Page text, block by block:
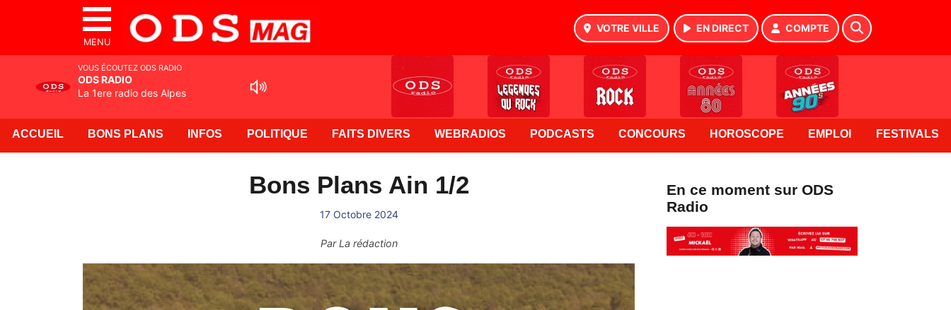
MENU
VOTRE VILLE EN DIRECT COMPTE
ACCUEIL BONS PLANS INFOS POLITIQUE FAITS DIVERS WEBRADIOS PODCASTS CONCOURS HOROSCOPE EMPLOI FESTIVALS
Bons Plans Ain 1/2
17 Octobre 2024
ParLa rédaction
En ce moment sur ODS
Radio
VOUS ÉCOUTEZ ODS RADIO
ODS RADIO
La 1ere radio des Alpes